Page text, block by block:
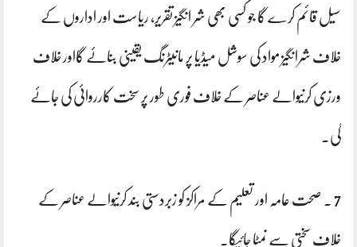
سیل قائم کرے گا جو کسی بھی شر انگیز تقریر، ریاست اور اداروں کے
خلاف شرانگیز مواد کی سوشل میڈیا پر مانیٹرنگ یقینی بنائے گااور خلاف
ورزی کرنیوالے عناصر کے خلاف فوری طور پر سخت کارروائی کی جائے
گی۔
7 . صحت عامہ اور تعلیم کے مراکز کو زبردستی بند کرنیوالے عناصر کے
خلاف سختی سے نمٹا جائیگا۔